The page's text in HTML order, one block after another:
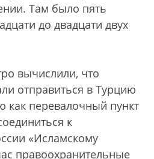
Там было пять
до двадцати двух
вычислили, что
отправиться в Турцию
как перевалочный пункт
к
«Исламскому
правоохранительные